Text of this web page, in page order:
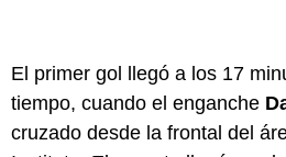
El primer gol llegó a los 17
tiempo, cuando el enganche
cruzado desde la frontal del